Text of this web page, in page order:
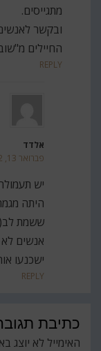
מתגייסים.
ובקשר
החיילים
REPLY
אלדד
פברואר 13, 2012 בשעה 7:56 am
יש
היתה
ששמת
ישכנעו
REPLY
כתיבת
האימייל לא יוצג